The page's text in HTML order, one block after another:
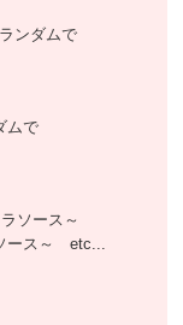
ンダムで
ムで
ソース～
ース～ etc...